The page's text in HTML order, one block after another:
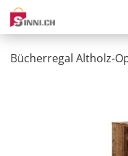
Bücherregal Altholz-